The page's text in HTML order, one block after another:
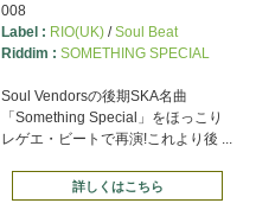
008
Label : RIO(UK)/Soul Beat
Riddim : SOMETHING SPECIAL
Soul Vendorsの後期SKA名曲
「Something Special」をほっこり
レゲエ・ビートで再演!これより後 ...
詳しくはこちら